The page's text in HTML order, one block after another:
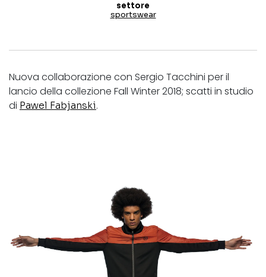
settore
sportswear
Nuova collaborazione con Sergio Tacchini per il
lancio della collezione Fall Winter 2018; scatti in studio
di Pawel Fabjanski.